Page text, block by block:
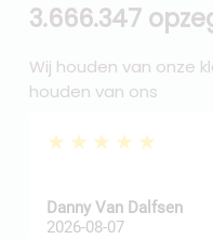
3.666.347
Wij houden van onze
houden van ons
★★★★★
Danny Van Dalfsen
2026-08-07